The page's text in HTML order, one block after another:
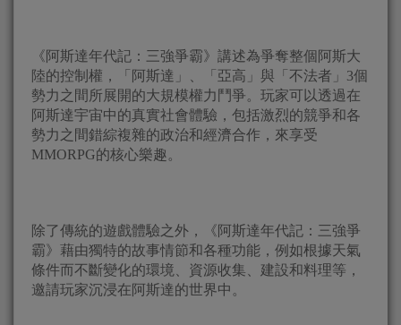
《阿斯達年代記：三強爭霸》講述為爭奪整個阿斯大
陸的控制權，「阿斯達」、「亞高」與「不法者」3個
勢力之間所展開的大規模權力鬥爭。玩家可以透過在
阿斯達宇宙中的真實社會體驗，包括激烈的競爭和各
勢力之間錯綜複雜的政治和經濟合作，來享受
MMORPG的核心樂趣。
除了傳統的遊戲體驗之外，《阿斯達年代記：三強爭
霸》藉由獨特的故事情節和各種功能，例如根據天氣
條件而不斷變化的環境、資源收集、建設和料理等，
邀請玩家沉浸在阿斯達的世界中。